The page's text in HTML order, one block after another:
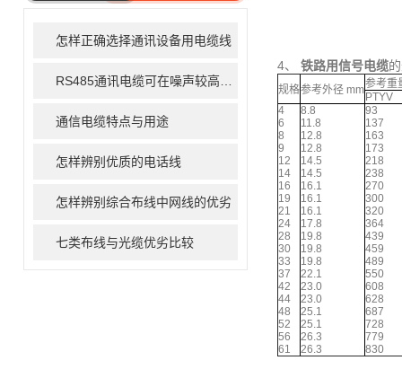
怎样正确选择通讯设备用电缆线
通信电缆特点与用途
怎样辨别优质的电话线
怎样辨别综合布线中网线的优劣
七类布线与光缆优劣比较
4、 铁路用信号电缆
规格参考外径 mm参考重
PTYV
4
6
8
9
12
14
16
19
21
24
28
30
33
37
42
44
48
52
56
61
8.8
11.8
12.8
12.8
14.5
14.5
16.1
16.1
16.1
17.8
19.8
19.8
19.8
22.1
23.0
23.0
25.1
25.1
26.3
26.3
93
137
163
173
218
238
270
300
320
364
439
459
489
550
608
628
687
728
779
830